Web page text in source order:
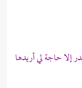
إلا حاجة لي أريدها